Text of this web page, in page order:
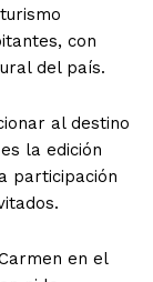
con
del país.
al destino
la edición
participación
en el